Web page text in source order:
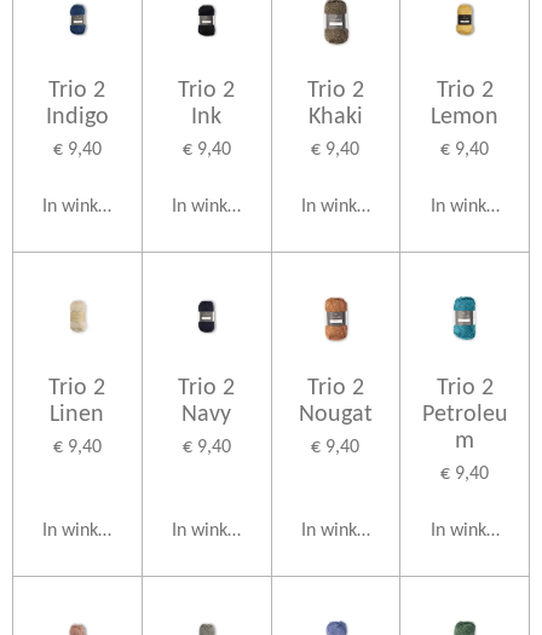
Trio 2
Indigo
€ 9,40
In winkelwagen
Trio 2
Ink
€ 9,40
In winkelwagen
Trio 2
Khaki
€ 9,40
In winkelwagen
Trio 2
Lemon
€ 9,40
In
Trio 2
Linen
€ 9,40
In winkelwagen
Trio 2
Navy
€ 9,40
In winkelwagen
Trio 2
Nougat
€ 9,40
In winkelwagen
Trio 2
Petroleu
m
€ 9,40
In